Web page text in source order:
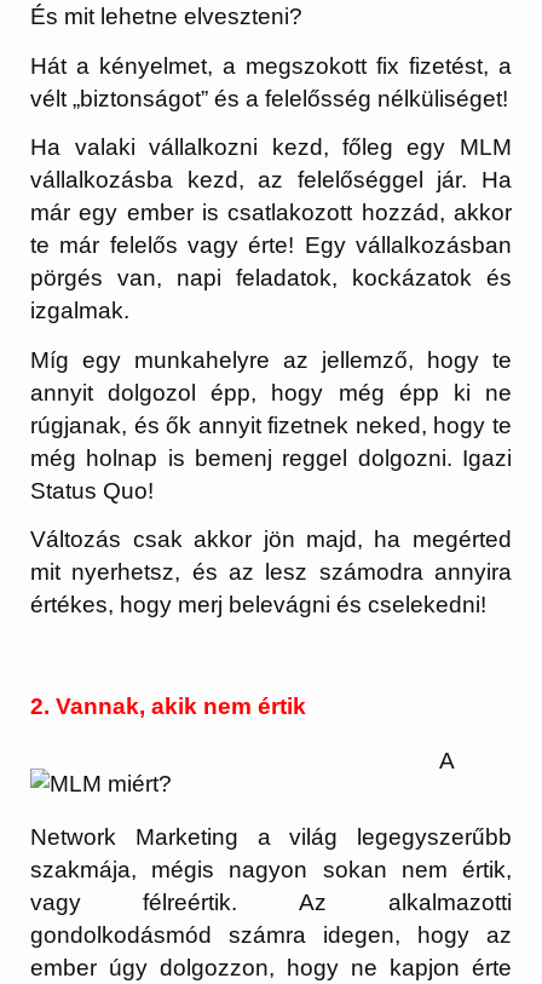
És mit lehetne elveszteni?
Hát a kényelmet, a megszokott fix fizetést, a
vélt „biztonságot” és a felelősség nélküliséget!
Ha valaki vállalkozni kezd, főleg egy MLM
vállalkozásba kezd, az felelőséggel jár. Ha
már egy ember is csatlakozott hozzád, akkor
te már felelős vagy érte! Egy vállalkozásban
pörgés van, napi feladatok, kockázatok és
izgalmak.
Míg egy munkahelyre az jellemző, hogy te
annyit dolgozol épp, hogy még épp ki ne
rúgjanak, és ők annyit fizetnek neked, hogy te
még holnap is bemenj reggel dolgozni. Igazi
Status Quo!
Változás csak akkor jön majd, ha megérted
mit nyerhetsz, és az lesz számodra annyira
értékes, hogy merj belevágni és cselekedni!
2. Vannak, akik nem értik
A
Network Marketing a világ legegyszerűbb
szakmája, mégis nagyon sokan nem értik,
vagy félreértik. Az alkalmazotti
gondolkodásmód számra idegen, hogy az
ember úgy dolgozzon, hogy ne kapjon érte